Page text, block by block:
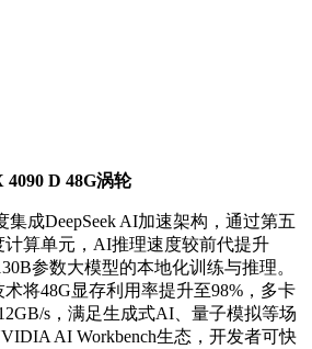
D 48G涡轮
集成DeepSeek AI加速架构，通过第五
算单元，AI推理速度较前代提升
参数大模型的本地化训练与推理。
将48G显存利用率提升至98%，多卡
s，满足生成式AI、量子模拟等场
AI Workbench生态，开发者可快